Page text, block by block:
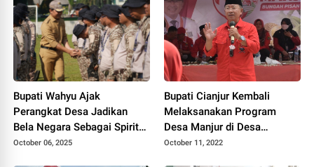
Bupati Wahyu Ajak
Perangkat Desa Jadikan
Bela Negara Sebagai Spirit
Pengabdian
October 06, 2025
Bupati Cianjur Kembali
Melaksanakan Program
Desa Manjur di Desa
Leuwikoja,Kecamatan
October 11, 2022